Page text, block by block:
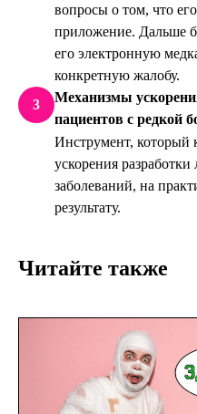
вопросы о том, что
приложение. Дальше
его электронную
конкретную жалобу.
3
Механизмы
пациентов с редкой
Инструмент, который
ускорения разработки
заболеваний, на
результату.
Читайте также